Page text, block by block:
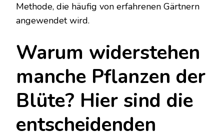
Methode, die häufig von erfahrenen Gärtnern
angewendet wird.
Warum widerstehen
manche Pflanzen der
Blüte? Hier sind die
entscheidenden